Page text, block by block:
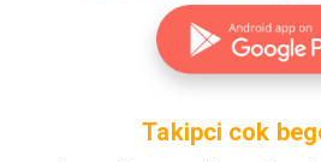
Takipci cok